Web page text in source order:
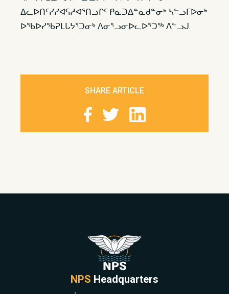
ᐃᓚᐅᑎᑦᓯᓯᐊᕋᓱᐊᕐᑎᓗᒋᑦ ᑭᓇᑐᐃᓐᓇᑯᓐᓂᒃ ᓴᓪᓗᒥᐅᓂᒃ
ᐅᖃᐅᓯᖃᕈᒪᒐᔭᕐᑐᓂᒃ ᐱᓂᕐᓗᓂᐅᓚᐅᕐᑐᖅ ᐱᓪᓗᒍ.
SHARE ARTICLE
NPS Headquarters